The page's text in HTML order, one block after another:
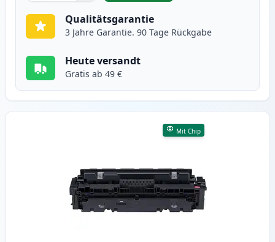
Qualitätsgarantie
3 Jahre Garantie. 90 Tage Rückgabe
Heute versandt
Gratis ab 49 €
Mit Chip